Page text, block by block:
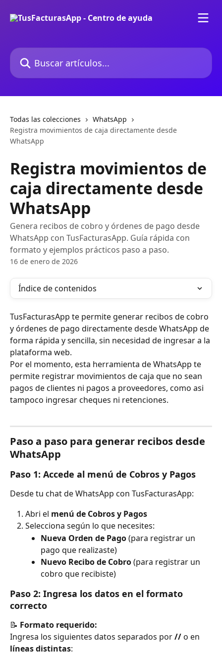
Buscar artículos...
Todas las colecciones
WhatsApp
Registra movimientos de caja directamente desde
WhatsApp
Registra movimientos de
caja directamente desde
WhatsApp
Genera recibos de cobro y órdenes de pago desde
WhatsApp con TusFacturasApp. Guía rápida con
formato y ejemplos prácticos paso a paso.
16 de enero de 2026
Índice de contenidos
TusFacturasApp te permite generar recibos de cobro
y órdenes de pago directamente desde WhatsApp de
forma rápida y sencilla, sin necesidad de ingresar a la
plataforma web.
Por el momento, esta herramienta de WhatsApp te
permite registrar movimientos de caja que no sean
pagos de clientes ni pagos a proveedores, como asi
tampoco ingresar cheques ni retenciones.
Paso a paso para generar recibos desde
WhatsApp
Paso 1: Accede al menú de Cobros y Pagos
Desde tu chat de WhatsApp con TusFacturasApp:
Abri el menú de Cobros y Pagos
Selecciona según lo que necesites:
Nueva Orden de Pago (para registrar un
pago que realizaste)
Nuevo Recibo de Cobro (para registrar un
cobro que recibiste)
Paso 2: Ingresa los datos en el formato
correcto
📝 Formato requerido:
Ingresa los siguientes datos separados por // o en
líneas distintas: